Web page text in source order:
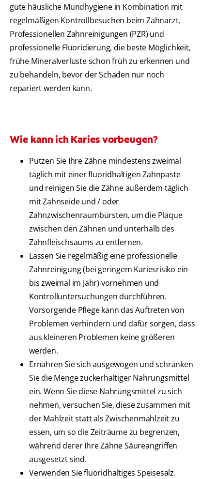
gute häusliche Mundhygiene in Kombination mit
regelmäßigen Kontrollbesuchen beim Zahnarzt,
Professionellen Zahnreinigungen (PZR) und
professionelle Fluoridierung, die beste Möglichkeit,
frühe Mineralverluste schon früh zu erkennen und
zu behandeln, bevor der Schaden nur noch
repariert werden kann.
Wie kann ich Karies vorbeugen?
Putzen Sie Ihre Zähne mindestens zweimal
täglich mit einer fluoridhaltigen Zahnpaste
und reinigen Sie die Zähne außerdem täglich
mit Zahnseide und / oder
Zahnzwischenraumbürsten, um die Plaque
zwischen den Zähnen und unterhalb des
Zahnfleischsaums zu entfernen.
Lassen Sie regelmäßig eine professionelle
Zahnreinigung (bei geringem Kariesrisiko ein-
bis zweimal im Jahr) vornehmen und
Kontrolluntersuchungen durchführen.
Vorsorgende Pflege kann das Auftreten von
Problemen verhindern und dafür sorgen, dass
aus kleineren Problemen keine größeren
werden.
Ernähren Sie sich ausgewogen und schränken
Sie die Menge zuckerhaltiger Nahrungsmittel
ein. Wenn Sie diese Nahrungsmittel zu sich
nehmen, versuchen Sie, diese zusammen mit
der Mahlzeit statt als Zwischenmahlzeit zu
essen, um so die Zeiträume zu begrenzen,
während derer Ihre Zähne Säureangriffen
ausgesetzt sind.
Verwenden Sie fluoridhaltiges Speisesalz.